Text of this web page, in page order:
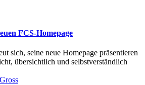
FCS-Homepage
sich, seine neue Homepage präsentieren
übersichtlich und selbstverständlich